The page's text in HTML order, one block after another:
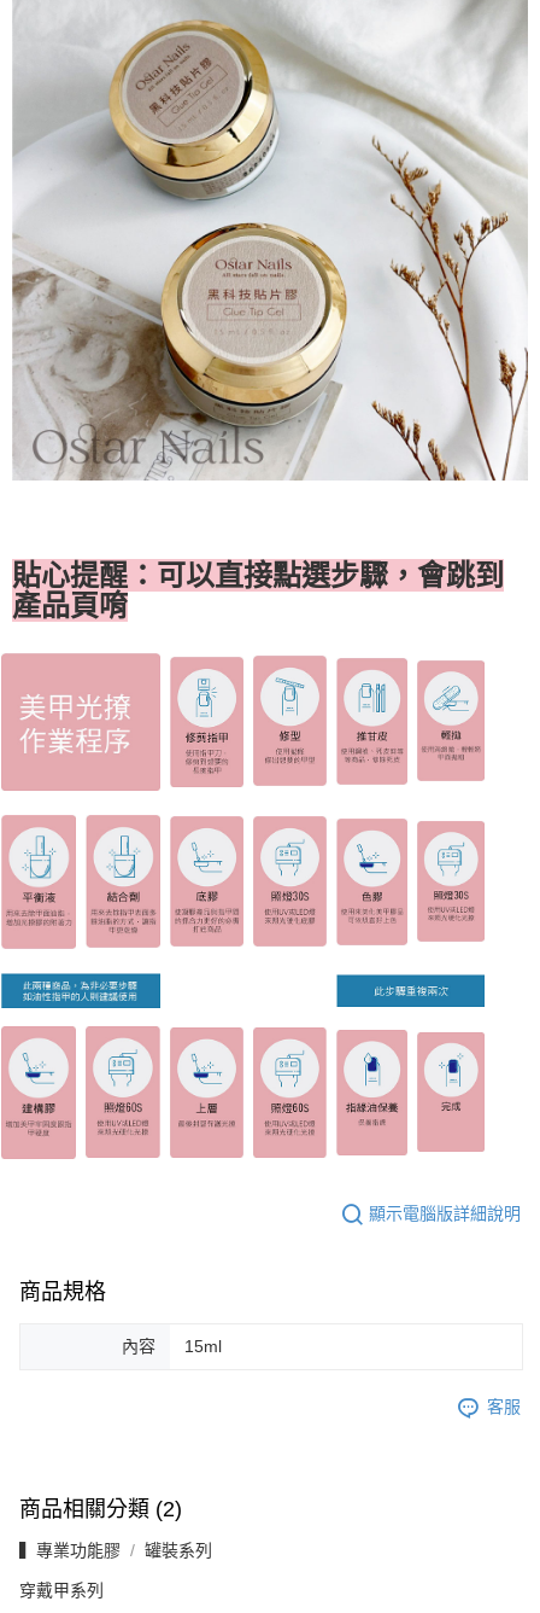
貼心提醒：可以直接點選步驟，會跳到
產品頁唷
顯示電腦版詳細說明
商品規格
內容 15ml
客服
商品相關分類 (2)
▍專業功能膠 罐裝系列
穿戴甲系列